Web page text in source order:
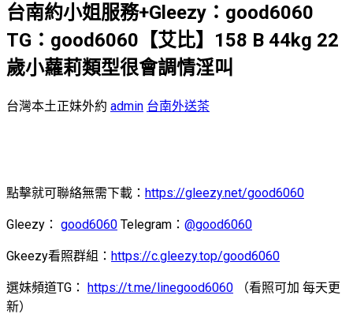
台南約小姐服務+Gleezy：good6060
TG：good6060【艾比】158 B 44kg 22
歲小蘿莉類型很會調情淫叫
台灣本土正妹外約 admin 台南外送茶
點擊就可聯絡無需下載： https://gleezy.net/good6060
Gleezy： good6060 Telegram： @good6060
Gkeezy看照群組： https://c.gleezy.top/good6060
選妹頻道TG： https://t.me/linegood6060 （看照可加 每天更
新）